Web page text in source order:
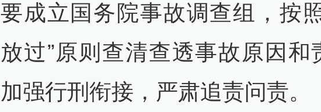
张国清赶赴湖南长沙浏阳市烟花厂
现场指导应急救援处置工作
查看详情
19:07
要成立国务院事故调查组，按
放过”原则查清查透事故原因和
加强行刑衔接，严肃追责问责。